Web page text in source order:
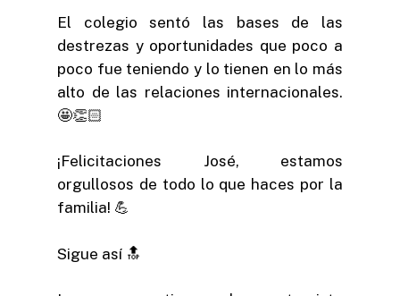
El colegio sentó las bases de las
destrezas y oportunidades que poco a
poco fue teniendo y lo tienen en lo más
alto de las relaciones internacionales.
🤩👏🏻
¡Felicitaciones José, estamos
orgullosos de todo lo que haces por la
familia! 💪
Sigue así 🔝